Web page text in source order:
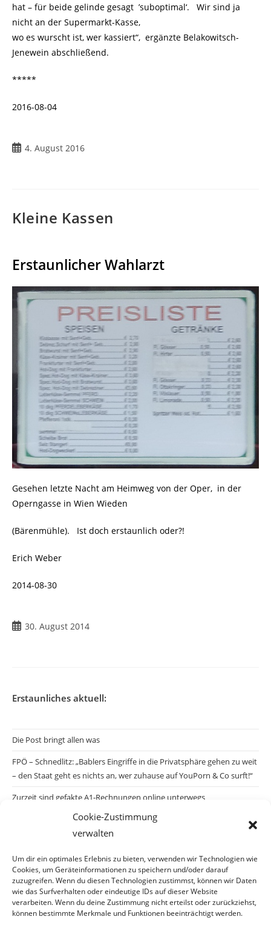
Cookie-Zustimmung
verwalten
Um dir ein optimales Erlebnis zu bieten, verwenden wir Technologien wie
Cookies, um Geräteinformationen zu speichern und/oder darauf
zuzugreifen. Wenn du diesen Technologien zustimmst, können wir Daten
wie das Surfverhalten oder eindeutige IDs auf dieser Website
verarbeiten. Wenn du deine Zustimmung nicht erteilst oder zurückziehst,
können bestimmte Merkmale und Funktionen beeinträchtigt werden.
hat – für beide gelinde gesagt ’suboptimal‘. Wir sind ja
nicht an der Supermarkt-Kasse,
wo es wurscht ist, wer kassiert“, ergänzte Belakowitsch-
Jenewein abschließend.
*****
2016-08-04
4. August 2016
Kleine Kassen
Erstaunlicher Wahlarzt
Gesehen letzte Nacht am Heimweg von der Oper, in der
Operngasse in Wien Wieden
(Bärenmühle). Ist doch erstaunlich oder?!
Erich Weber
2014-08-30
30. August 2014
Erstaunliches aktuell:
Die Post bringt allen was
FPÖ – Schnedlitz: „Bablers Eingriffe in die Privatsphäre gehen zu weit
– den Staat geht es nichts an, wer zuhause auf YouPorn & Co surft!“
Zurzeit sind gefakte A1-Rechnungen online unterwegs
Salzburgs Juden und ihre Sicherheit: „Erst nach einem Anschlag wäre
die Gefahr endlich konkret!“
Biologisches Wunder in Ceuta
Ein vermeintliches Abschiebemärchen
Archiv